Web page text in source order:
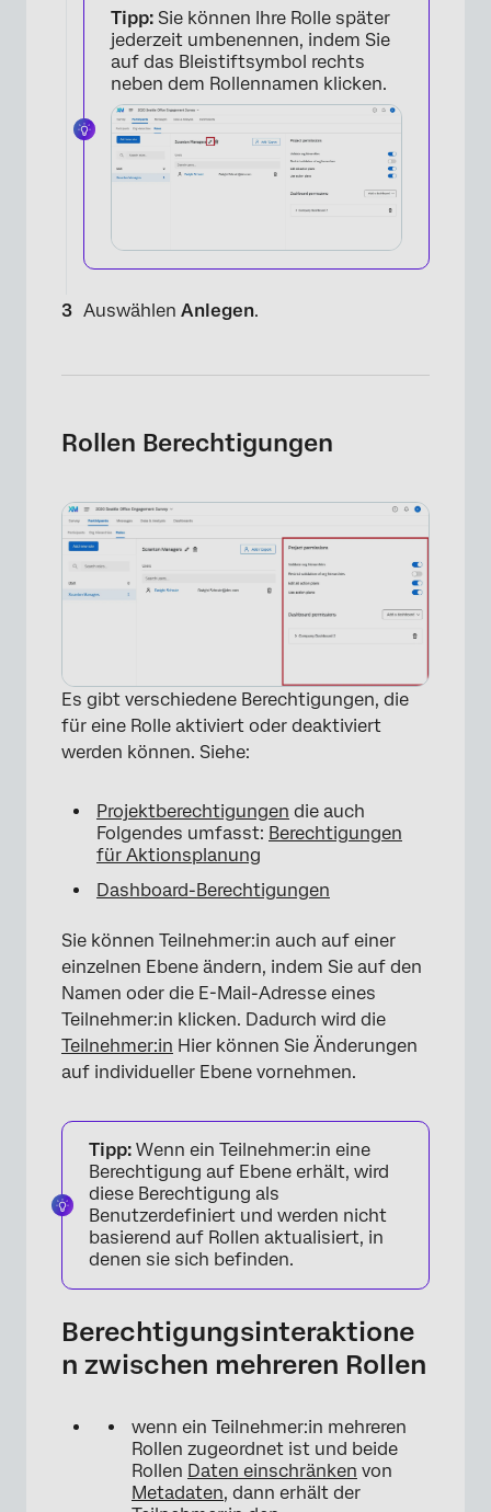
Tipp: Sie können Ihre Rolle später
jederzeit umbenennen, indem Sie
auf das Bleistiftsymbol rechts
neben dem Rollennamen klicken.
×
Auswählen Anlegen.
Rollen Berechtigungen
Es gibt verschiedene Berechtigungen, die
für eine Rolle aktiviert oder deaktiviert
werden können. Siehe:
Projektberechtigungen die auch
Folgendes umfasst: Berechtigungen
für Aktionsplanung
Dashboard-Berechtigungen
Sie können Teilnehmer:in auch auf einer
einzelnen Ebene ändern, indem Sie auf den
Namen oder die E-Mail-Adresse eines
Teilnehmer:in klicken. Dadurch wird die
Teilnehmer:in Hier können Sie Änderungen
auf individueller Ebene vornehmen.
Tipp: Wenn ein Teilnehmer:in eine
Berechtigung auf Ebene erhält, wird
diese Berechtigung als
Benutzerdefiniert und werden nicht
basierend auf Rollen aktualisiert, in
denen sie sich befinden.
Berechtigungsinteraktione
n zwischen mehreren Rollen
wenn ein Teilnehmer:in mehreren
Rollen zugeordnet ist und beide
Rollen Daten einschränken von
Metadaten, dann erhält der